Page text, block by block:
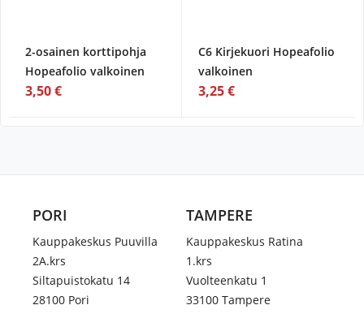
2-osainen korttipohja
Hopeafolio valkoinen
3,50 €
C6 Kirjekuori Hopeafolio
valkoinen
3,25 €
PORI
Kauppakeskus Puuvilla
2A.krs
Siltapuistokatu 14
28100 Pori
TAMPERE
Kauppakeskus Ratina
1.krs
Vuolteenkatu 1
33100 Tampere